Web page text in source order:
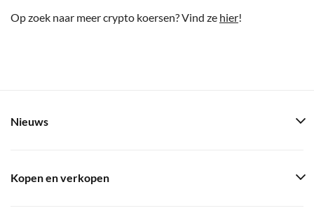
Op zoek naar meer crypto koersen? Vind ze hier!
Nieuws
Kopen en verkopen